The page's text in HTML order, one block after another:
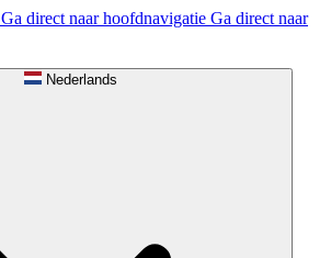
Ga direct naar hoofdnavigatie Ga direct naar
Nederlands